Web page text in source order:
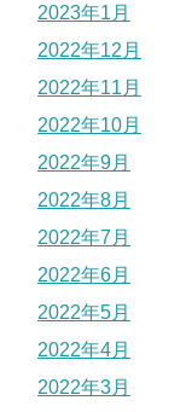
2023年1月
2022年12月
2022年11月
2022年10月
2022年9月
2022年8月
2022年7月
2022年6月
2022年5月
2022年4月
2022年3月